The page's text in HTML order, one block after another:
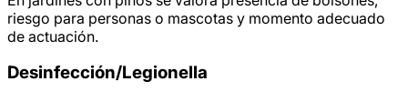
riesgo para personas o mascotas y momento adecuado
de actuación.
Desinfección/Legionella